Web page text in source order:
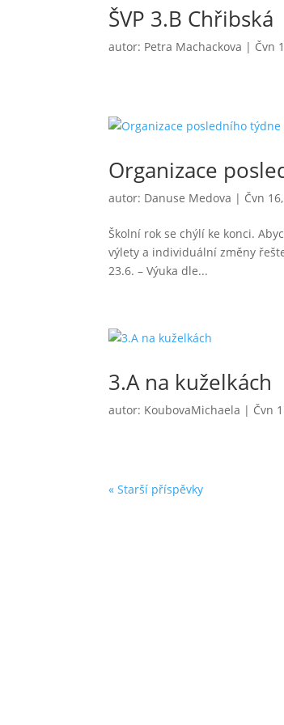
ŠVP 3.B Chřibská
autor: Petra Machackova | Čvn
Organizace
autor: Danuse Medova | Čvn
Školní rok se chýlí ke konci.
výlety a individuální změny
23.6. – Výuka dle...
3.A na kuželkách
autor: KoubovaMichaela | Čvn
« Starší příspěvky